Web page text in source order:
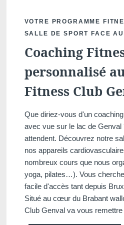
VOTRE PROGRAMME
SALLE DE SPORT FACE
Coaching
personnalisé
Fitness Club
Que diriez-vous d'un
avec vue sur le lac de
attendent. Découvrez notre
nos appareils
nombreux cours que nous
yoga, pilates…). Vous
facile d'accès tant depuis
Situé au cœur du Brabant
Club Genval va vous remettre